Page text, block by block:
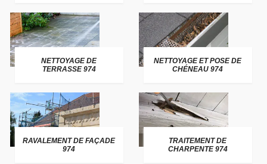
NETTOYAGE DE
TERRASSE 974
NETTOYAGE ET POSE DE
CHÉNEAU 974
RAVALEMENT DE FAÇADE
974
TRAITEMENT DE
CHARPENTE 974